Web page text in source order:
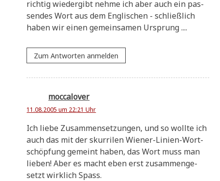
rich­tig wie­der­gibt neh­me ich aber auch ein pas­
sen­des Wort aus dem Eng­li­schen - schließ­lich
haben wir einen gemein­sa­men Ursprung ....
Zum Antworten anmelden
moccalover
11.08.2005 um 22:21 Uhr
Ich lie­be Zusam­men­set­zun­gen, und so woll­te ich
auch das mit der skur­ri­len Wie­ner-Lini­en-Wort­
schöp­fung gemeint haben, das Wort muss man
lie­ben! Aber es macht eben erst zusam­men­ge­
setzt wirk­lich Spass.